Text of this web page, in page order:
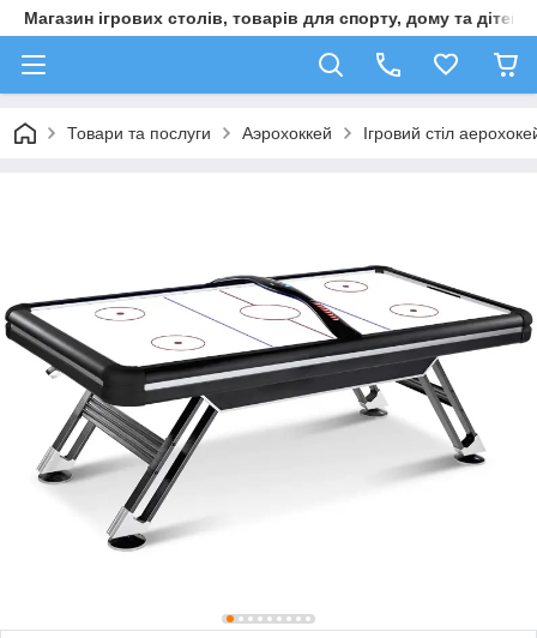
Магазин ігрових столів, товарів для спорту, дому та дітей
Товари та послуги Аэрохоккей Ігровий стіл